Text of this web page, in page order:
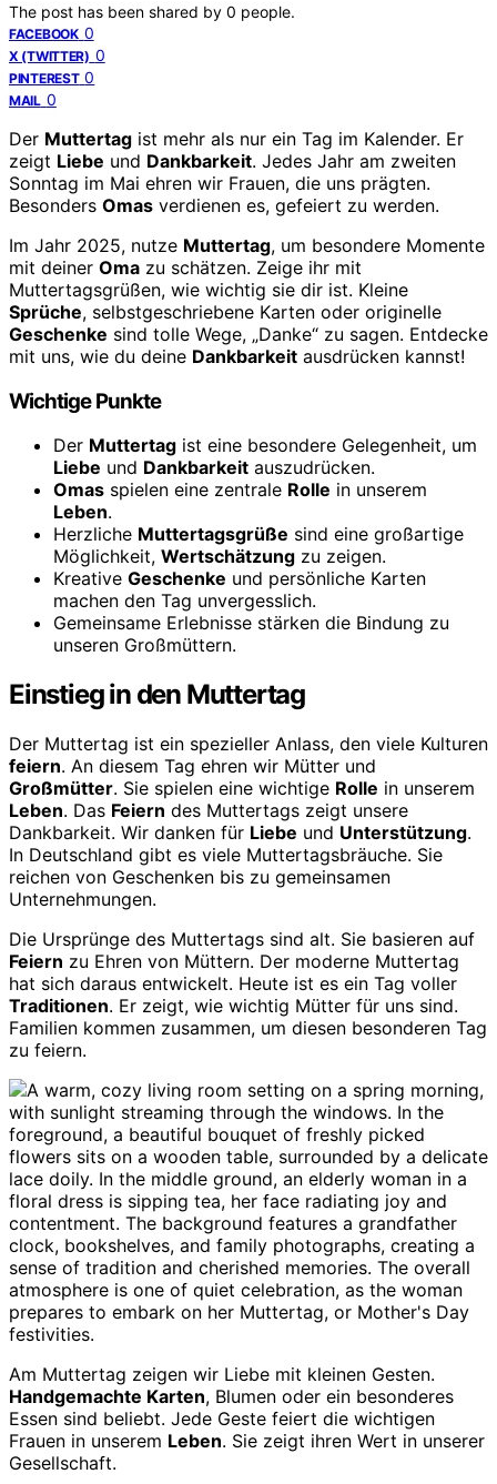
The post has been shared by 0 people.
FACEBOOK 0
X (TWITTER) 0
PINTEREST 0
MAIL 0
Der Muttertag ist mehr als nur ein Tag im Kalender. Er
zeigt Liebe und Dankbarkeit. Jedes Jahr am zweiten
Sonntag im Mai ehren wir Frauen, die uns prägten.
Besonders Omas verdienen es, gefeiert zu werden.
Im Jahr 2025, nutze Muttertag, um besondere Momente
mit deiner Oma zu schätzen. Zeige ihr mit
Muttertagsgrüßen, wie wichtig sie dir ist. Kleine
Sprüche, selbstgeschriebene Karten oder originelle
Geschenke sind tolle Wege, „Danke“ zu sagen. Entdecke
mit uns, wie du deine Dankbarkeit ausdrücken kannst!
Wichtige Punkte
Der Muttertag ist eine besondere Gelegenheit, um
Liebe und Dankbarkeit auszudrücken.
Omas spielen eine zentrale Rolle in unserem
Leben.
Herzliche Muttertagsgrüße sind eine großartige
Möglichkeit, Wertschätzung zu zeigen.
Kreative Geschenke und persönliche Karten
machen den Tag unvergesslich.
Gemeinsame Erlebnisse stärken die Bindung zu
unseren Großmüttern.
Einstieg in den Muttertag
Der Muttertag ist ein spezieller Anlass, den viele Kulturen
feiern. An diesem Tag ehren wir Mütter und
Großmütter. Sie spielen eine wichtige Rolle in unserem
Leben. Das Feiern des Muttertags zeigt unsere
Dankbarkeit. Wir danken für Liebe und Unterstützung.
In Deutschland gibt es viele Muttertagsbräuche. Sie
reichen von Geschenken bis zu gemeinsamen
Unternehmungen.
Die Ursprünge des Muttertags sind alt. Sie basieren auf
Feiern zu Ehren von Müttern. Der moderne Muttertag
hat sich daraus entwickelt. Heute ist es ein Tag voller
Traditionen. Er zeigt, wie wichtig Mütter für uns sind.
Familien kommen zusammen, um diesen besonderen Tag
zu feiern.
Am Muttertag zeigen wir Liebe mit kleinen Gesten.
Handgemachte Karten, Blumen oder ein besonderes
Essen sind beliebt. Jede Geste feiert die wichtigen
Frauen in unserem Leben. Sie zeigt ihren Wert in unserer
Gesellschaft.